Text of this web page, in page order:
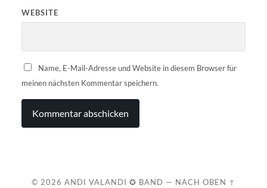
WEBSITE
Name, E-Mail-Adresse und Website in diesem Browser für
meinen nächsten Kommentar speichern.
© 2026 ANDI VALANDI ✪ BAND — NACH OBEN ↑